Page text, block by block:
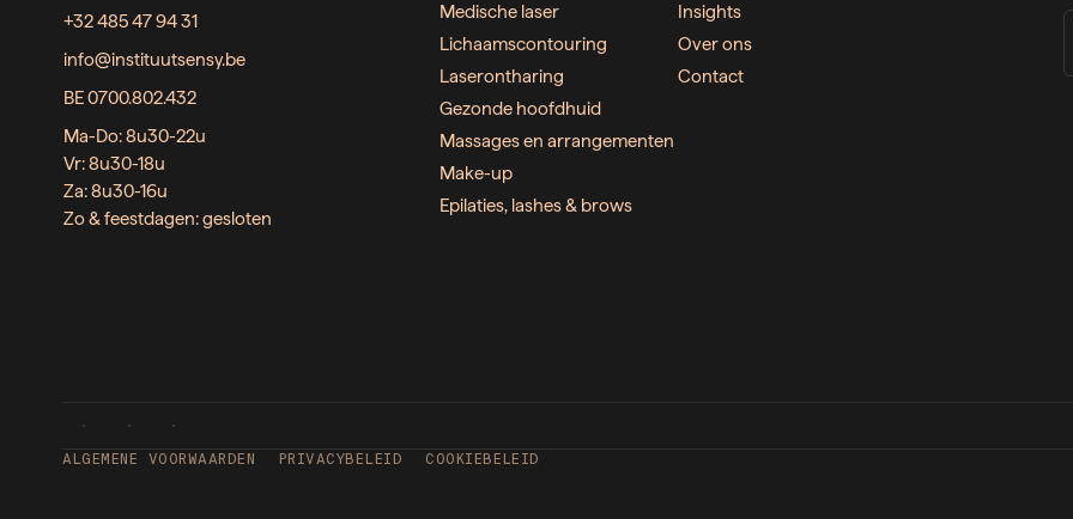
+32 485 47 94 31
info@instituutsensy.be
BE 0700.802.432
Ma-Do: 8u30-22u
Vr: 8u30-18u
Za: 8u30-16u
Zo & feestdagen: gesloten
Medische laser
Lichaamscontouring
Laserontharing
Gezonde hoofdhuid
Massages en arrangementen
Make-up
Epilaties, lashes & brows
Insights
Over ons
Contact
ALGEMENE VOORWAARDEN PRIVACYBELEID COOKIEBELEID